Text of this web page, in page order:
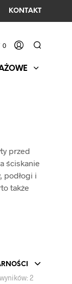
KONTAKT
0
przed
ściskanie
podłogi i
także
2